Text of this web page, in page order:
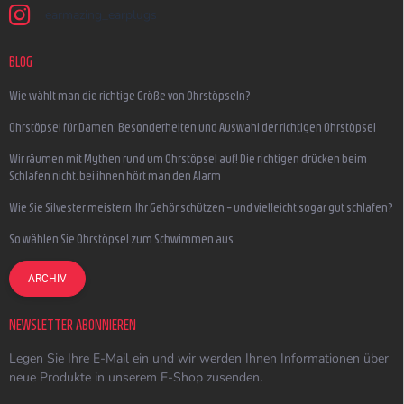
earmazing_earplugs
BLOG
Wie wählt man die richtige Größe von Ohrstöpseln?
Ohrstöpsel für Damen: Besonderheiten und Auswahl der richtigen Ohrstöpsel
Wir räumen mit Mythen rund um Ohrstöpsel auf! Die richtigen drücken beim
Schlafen nicht, bei ihnen hört man den Alarm
Wie Sie Silvester meistern, Ihr Gehör schützen – und vielleicht sogar gut schlafen?
So wählen Sie Ohrstöpsel zum Schwimmen aus
ARCHIV
NEWSLETTER ABONNIEREN
Legen Sie Ihre E-Mail ein und wir werden Ihnen Informationen über
neue Produkte in unserem E-Shop zusenden.